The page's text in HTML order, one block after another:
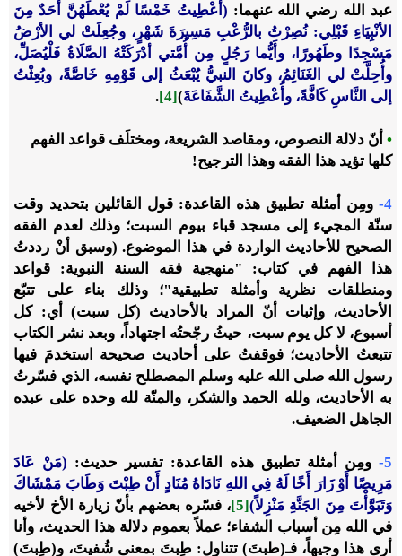
عبد الله رضي الله عنهما: (أُعْطِيتُ خَمْسًا لَمْ يُعْطَهُنَّ أحَدٌ مِنَ
الأنْبِيَاءِ قَبْلِي: نُصِرْتُ بالرُّعْبِ مَسِيرَةَ شَهْرٍ، وجُعِلَتْ لي
الأرْضُ
مَسْجِدًا
وطَهُورًا، وأَيُّما رَجُلٍ مِن أُمَّتي أدْرَكَتْهُ الصَّلَاةُ فَلْيُصَلِّ،
وأُحِلَّتْ لي الغَنَائِمُ، وكانَ النبيُّ يُبْعَثُ إلى قَوْمِهِ خَاصَّةً، وبُعِثْتُ
إلى النَّاسِ كَافَّةً، وأُعْطِيتُ الشَّفَاعَةَ)
[4]
.
• أنّ دلالة النصوص، ومقاصد الشريعة، ومختلَف قواعد الفهم
كلها تؤيد هذا الفقه وهذا الترجيح!
4-
ومِن أمثلة تطبيق هذه القاعدة: قول القائلين بتحديد وقت
سنّة المجيء إلى مسجد قباء بيوم السبت؛ وذلك لعدم الفقه
الصحيح للأحاديث الواردة في هذا الموضوع. (وسبق أنْ رددتُ
هذا الفهم في كتاب: "منهجية فقه السنة النبوية: قواعد
ومنطلقات نظرية وأمثلة تطبيقية"؛ وذلك بناء على تتبّع
الأحاديث، وإثبات أنّ المراد بالأحاديث (كل سبت) أي: كل
أسبوع، لا كل يوم سبت، حيثُ رجّحتُه اجتهاداً، وبعد نشر الكتاب
تتبعتُ الأحاديث؛ فوقفتُ على أحاديث صحيحة استخدمَ فيها
رسول الله صلى الله عليه وسلم المصطلح نفسه، الذي فسّرتُ
به الأحاديث، ولله الحمد والشكر، والمنّة لله وحده على عبده
الجاهل الضعيف.
5- ومِن أمثلة تطبيق هذه القاعدة: تفسير حديث: (مَنْ عَادَ
مَرِيضًا أَوْ زَارَ أَخًا لَهُ فِي اللهِ نَادَاهُ مُنَادٍ أَنْ طِبْتَ وَطَابَ مَمْشَاكَ
وَتَبَوَّأْتَ مِنَ الجَنَّةِ مَنْزِلاً)[5]
، فسّره بعضهم بأنّ زيارة الأخ لأخيه
في الله مِن أسباب الشفاء؛ عملاً بعموم دلالة هذا الحديث، وأنا
أرى هذا وجيهاً، فـ(طبتَ) تتناول: طِبتَ بمعنى شُفيتَ، و(طِبتَ)